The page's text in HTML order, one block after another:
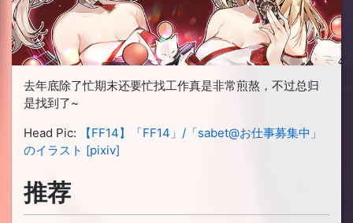
去年底除了忙期末还要忙找工作真是非常煎熬，不过总归
是找到了~
Head Pic:
【FF14】「FF14」/「sabet@お仕事募集中」
のイラスト [pixiv]
推荐